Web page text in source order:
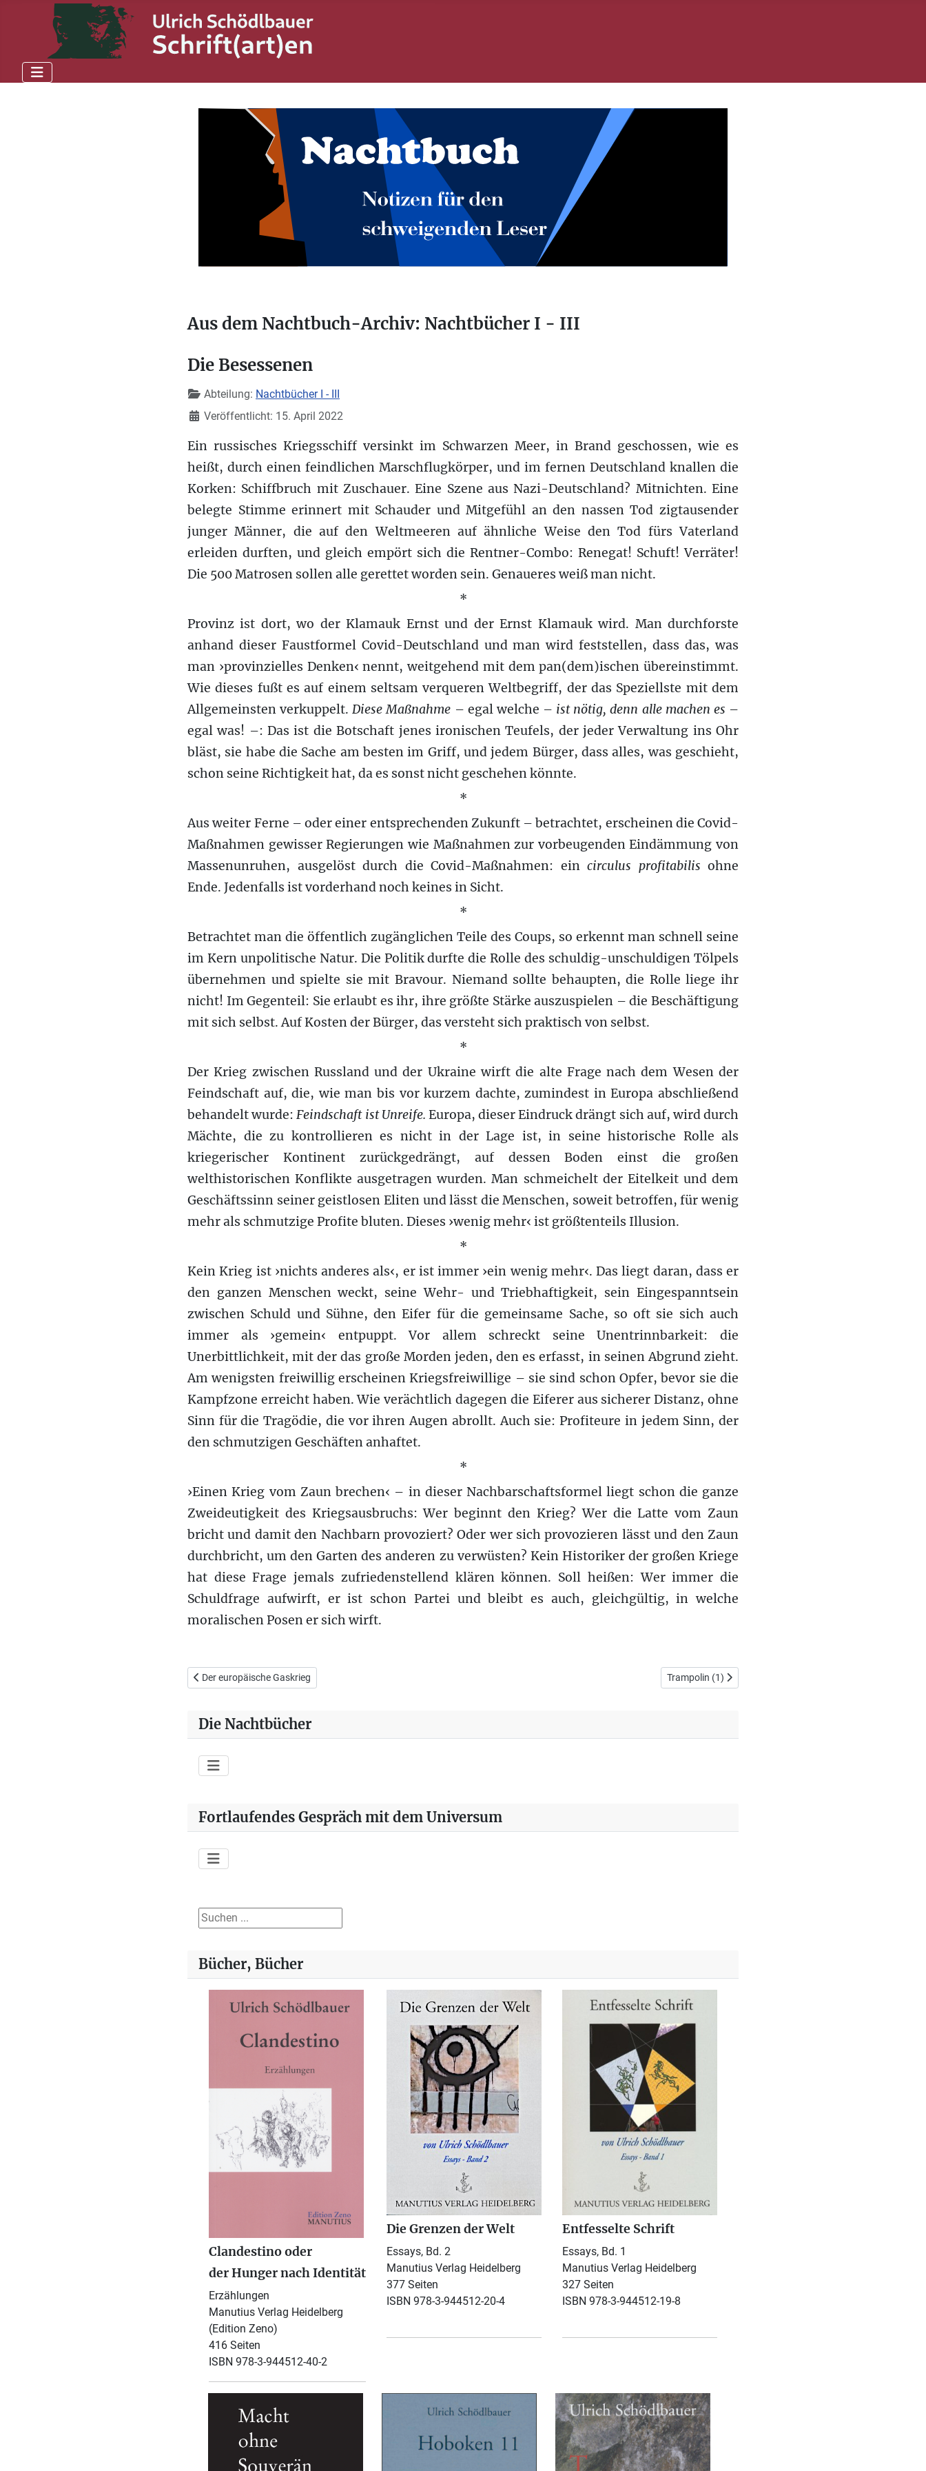
Aus dem Nachtbuch-Archiv: Nachtbücher I - III
Die Besessenen
DetailsAbteilung: Nachtbücher I - III
Veröffentlicht: 15. April 2022
Ein russisches Kriegsschiff versinkt im Schwarzen Meer, in Brand geschossen, wie es
heißt, durch einen feindlichen Marschflugkörper, und im fernen Deutschland knallen die
Korken: Schiffbruch mit Zuschauer. Eine Szene aus Nazi-Deutschland? Mitnichten. Eine
belegte Stimme erinnert mit Schauder und Mitgefühl an den nassen Tod zigtausender
junger Männer, die auf den Weltmeeren auf ähnliche Weise den Tod fürs Vaterland
erleiden durften, und gleich empört sich die Rentner-Combo: Renegat! Schuft! Verräter!
Die 500 Matrosen sollen alle gerettet worden sein. Genaueres weiß man nicht.
*
Provinz ist dort, wo der Klamauk Ernst und der Ernst Klamauk wird. Man durchforste
anhand dieser Faustformel Covid-Deutschland und man wird feststellen, dass das, was
man ›provinzielles Denken‹ nennt, weitgehend mit dem pan(dem)ischen übereinstimmt.
Wie dieses fußt es auf einem seltsam verqueren Weltbegriff, der das Speziellste mit dem
Allgemeinsten verkuppelt.Diese Maßnahme – egal welche – ist nötig, denn alle machen es –
egal was! –: Das ist die Botschaft jenes ironischen Teufels, der jeder Verwaltung ins Ohr
bläst, sie habe die Sache am besten im Griff, und jedem Bürger, dass alles, was geschieht,
schon seine Richtigkeit hat, da es sonst nicht geschehen könnte.
*
Aus weiter Ferne – oder einer entsprechenden Zukunft – betrachtet, erscheinen die Covid-
Maßnahmen gewisser Regierungen wie Maßnahmen zur vorbeugenden Eindämmung von
Massenunruhen, ausgelöst durch die Covid-Maßnahmen: ein circulus profitabilis ohne
Ende. Jedenfalls ist vorderhand noch keines in Sicht.
*
Betrachtet man die öffentlich zugänglichen Teile des Coups, so erkennt man schnell seine
im Kern unpolitische Natur. Die Politik durfte die Rolle des schuldig-unschuldigen Tölpels
übernehmen und spielte sie mit Bravour. Niemand sollte behaupten, die Rolle liege ihr
nicht! Im Gegenteil: Sie erlaubt es ihr, ihre größte Stärke auszuspielen – die Beschäftigung
mit sich selbst. Auf Kosten der Bürger, das versteht sich praktisch von selbst.
*
Der Krieg zwischen Russland und der Ukraine wirft die alte Frage nach dem Wesen der
Feindschaft auf, die, wie man bis vor kurzem dachte, zumindest in Europa abschließend
behandelt wurde:Feindschaft ist Unreife. Europa, dieser Eindruck drängt sich auf, wird durch
Mächte, die zu kontrollieren es nicht in der Lage ist, in seine historische Rolle als
kriegerischer Kontinent zurückgedrängt, auf dessen Boden einst die großen
welthistorischen Konflikte ausgetragen wurden. Man schmeichelt der Eitelkeit und dem
Geschäftssinn seiner geistlosen Eliten und lässt die Menschen, soweit betroffen, für wenig
mehr als schmutzige Profite bluten. Dieses ›wenig mehr‹ ist größtenteils Illusion.
*
Kein Krieg ist ›nichts anderes als‹, er ist immer ›ein wenig mehr‹. Das liegt daran, dass er
den ganzen Menschen weckt, seine Wehr- und Triebhaftigkeit, sein Eingespanntsein
zwischen Schuld und Sühne, den Eifer für die gemeinsame Sache, so oft sie sich auch
immer als ›gemein‹ entpuppt. Vor allem schreckt seine Unentrinnbarkeit: die
Unerbittlichkeit, mit der das große Morden jeden, den es erfasst, in seinen Abgrund zieht.
Am wenigsten freiwillig erscheinen Kriegsfreiwillige – sie sind schon Opfer, bevor sie die
Kampfzone erreicht haben. Wie verächtlich dagegen die Eiferer aus sicherer Distanz, ohne
Sinn für die Tragödie, die vor ihren Augen abrollt. Auch sie: Profiteure in jedem Sinn, der
den schmutzigen Geschäften anhaftet.
*
›Einen Krieg vom Zaun brechen‹ – in dieser Nachbarschaftsformel liegt schon die ganze
Zweideutigkeit des Kriegsausbruchs: Wer beginnt den Krieg? Wer die Latte vom Zaun
bricht und damit den Nachbarn provoziert? Oder wer sich provozieren lässt und den Zaun
durchbricht, um den Garten des anderen zu verwüsten? Kein Historiker der großen Kriege
hat diese Frage jemals zufriedenstellend klären können. Soll heißen: Wer immer die
Schuldfrage aufwirft, er ist schon Partei und bleibt es auch, gleichgültig, in welche
moralischen Posen er sich wirft.
Vorheriger Beitrag: Der europäische Gaskrieg
Der europäische Gaskrieg Nächster Beitrag: Trampolin (1)
Trampolin (1)
Die Nachtbücher
Fortlaufendes Gespräch mit dem Universum
Suchen ...
Bücher, Bücher
Clandestino oder
der Hunger nach Identität
Erzählungen
Manutius Verlag Heidelberg
(Edition Zeno)
416 Seiten
ISBN 978-3-944512-40-2
Die Grenzen der Welt
Essays, Bd. 2
Manutius Verlag Heidelberg
377 Seiten
ISBN 978-3-944512-20-4
Entfesselte Schrift
Essays, Bd. 1
Manutius Verlag Heidelberg
327 Seiten
ISBN 978-3-944512-19-8